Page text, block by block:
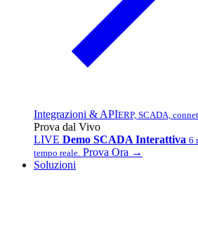
Integrazioni & APIERP, SCADA,
Prova dal Vivo
LIVE Demo SCADA Interattiva 6
tempo reale. Prova Ora →
Soluzioni